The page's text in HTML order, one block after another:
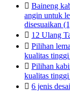
 Baineng
angin untuk
disesuaikan
 12 Ulang
 Pilihan
kualitas
 Pilihan
kualitas
 6 jenis